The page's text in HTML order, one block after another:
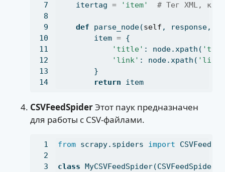
    itertag
= 'item' # Тег XML,
def parse_node(self , response,
        item
= {
'title' : node.xpath(
'link' : node.xpath(
        }
return item
CSVFeedSpiderЭтот паук предназначен
для работы с CSV-файлами.
from scrapy.spiders import
class MyCSVFeedSpider(CSVFeedSpider):